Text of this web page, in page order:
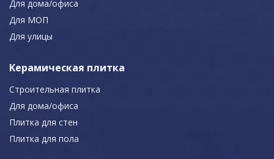
Для дома/офиса
Для МОП
Для улицы
Керамическая плитка
Строительная плитка
Для дома/офиса
Плитка для стен
Плитка для пола